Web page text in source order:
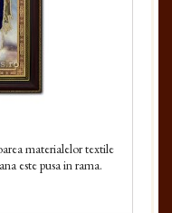
materialelor textile
este pusa in rama.